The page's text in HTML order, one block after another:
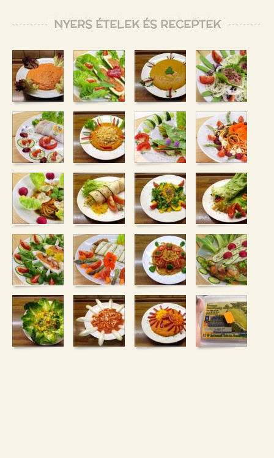
NYERS ÉTELEK ÉS RECEPTEK